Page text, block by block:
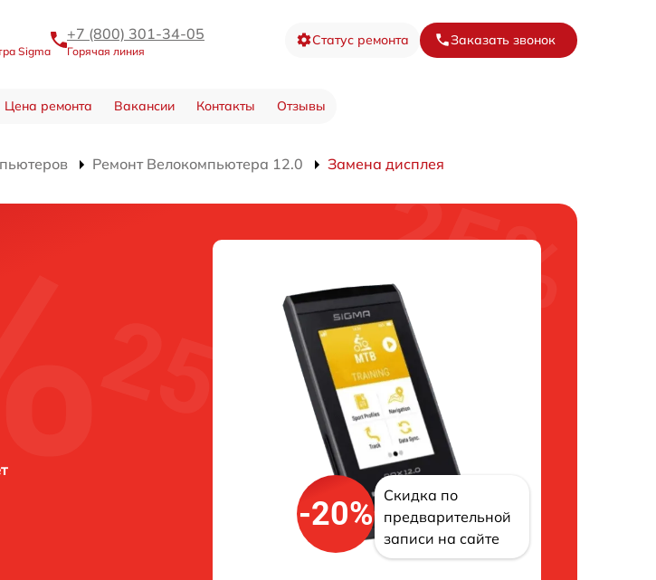
Sigma
+7 (800) 301-34-05
Горячая линия
Статус ремонта Заказать звонок
Цена ремонта Вакансии Контакты Отзывы
Ремонт Велокомпьютера 12.0 Замена дисплея
-20%
Скидка по
предварительной
записи на сайте